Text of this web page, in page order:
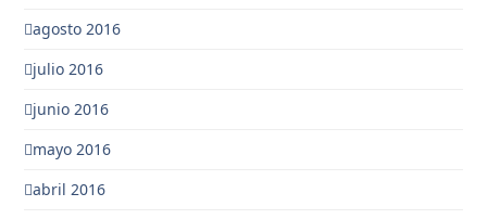
agosto 2016
julio 2016
junio 2016
mayo 2016
abril 2016